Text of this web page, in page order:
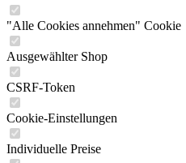
"Alle Cookies annehmen" Cookie
Ausgewählter Shop
CSRF-Token
Cookie-Einstellungen
Individuelle Preise